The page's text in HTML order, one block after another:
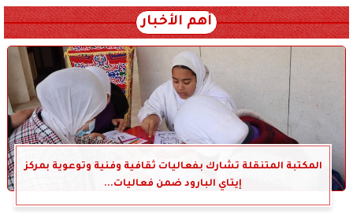
أهم الأخبار
المكتبة المتنقلة تشارك بفعاليات ثقافية وفنية وتوعوية بمركز
إيتاي البارود ضمن فعاليات...